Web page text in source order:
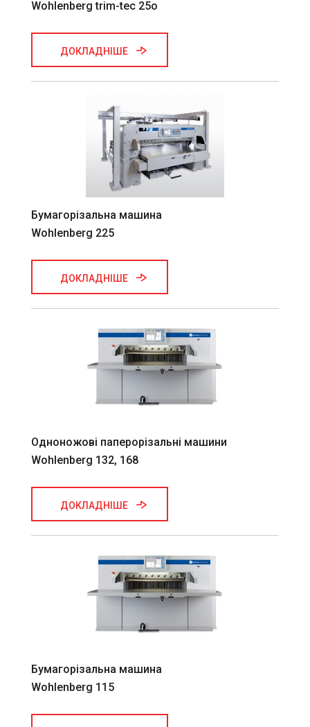
Wohlenberg trim-tec 25o
ДОКЛАДНІШЕ
Бумагорізальна машина
Wohlenberg 225
ДОКЛАДНІШЕ
Одноножові паперорізальні машини
Wohlenberg 132, 168
ДОКЛАДНІШЕ
Бумагорізальна машина
Wohlenberg 115